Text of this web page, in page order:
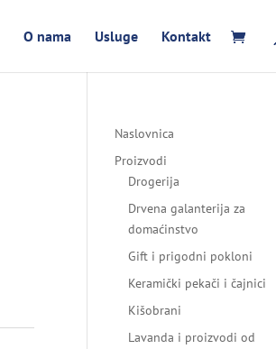
O nama Usluge Kontakt
Naslovnica
Proizvodi
Drogerija
Drvena galanterija za
domaćinstvo
Gift i prigodni pokloni
Keramički pekači i čajnici
Kišobrani
Lavanda i proizvodi od